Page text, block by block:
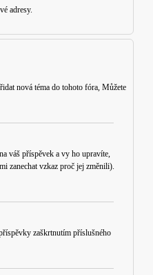
adresy.
nová téma do tohoto fóra, Můžete
váš příspěvek a vy ho upravíte,
zanechat vzkaz proč jej změnili).
zaškrtnutím příslušného